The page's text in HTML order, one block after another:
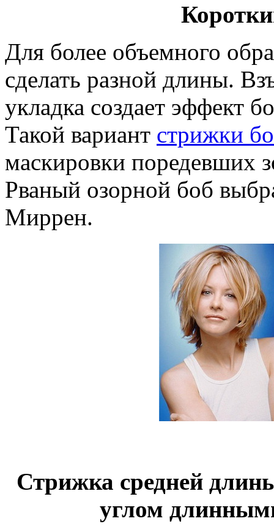
Для более объемного
сделать разной длины.
укладка создает эффект
Такой вариант стрижки
маскировки поредевших
Рваный озорной боб
Миррен.
Стрижка средней
углом